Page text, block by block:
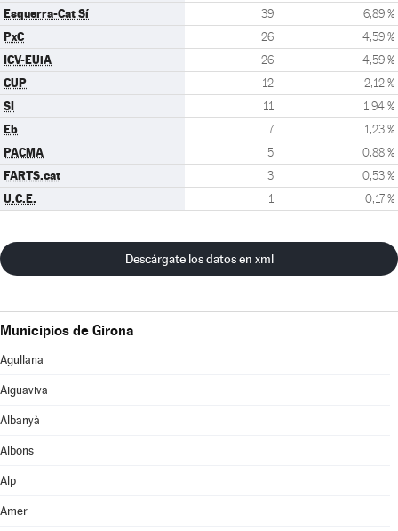
Esquerra-Cat Sí 39 6,89 %
PxC 26 4,59 %
ICV-EUiA 26 4,59 %
CUP 12 2,12 %
SI 11 1,94 %
Eb 7 1,23 %
PACMA 5 0,88 %
FARTS.cat 3 0,53 %
U.C.E. 1 0,17 %
Descárgate los datos en xml
Municipios de Girona
Agullana
Aiguaviva
Albanyà
Albons
Alp
Amer